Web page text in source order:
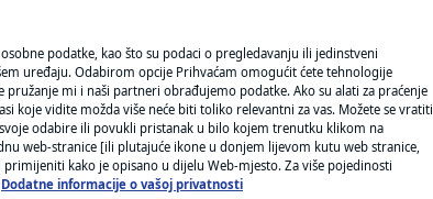
N1 TEME
REGIJA
podatke, kao što su podaci o pregledavanju ili jedinstveni
uređaju. Odabirom opcije Prihvaćam omogućit ćete tehnologije
pružanje mi i naši partneri obrađujemo podatke. Ako su alati za praćenje
koje vidite možda više neće biti toliko relevantni za vas. Možete se vratiti
odabire ili povukli pristanak u bilo kojem trenutku klikom na
web-stranice [ili plutajuće ikone u donjem lijevom kutu web stranice,
kako je opisano u dijelu Web-mjesto. Za više pojedinosti
Dodatne informacije o vašoj privatnosti